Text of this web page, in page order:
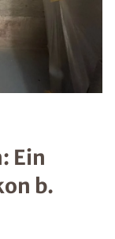
Ein
b.